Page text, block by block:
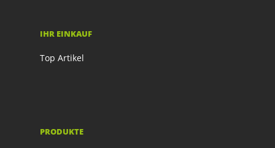
IHR EINKAUF
Top Artikel
PRODUKTE